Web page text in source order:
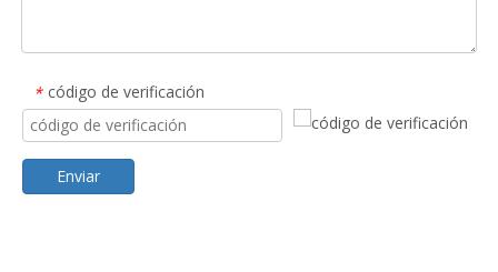
* código de verificación
Enviar